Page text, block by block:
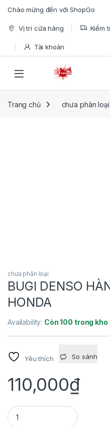
Skip to navigation
Skip to content
Chào mừng đến với ShopGo
Vị trí cửa hàng Kiểm
Tài khoản
Open
Trang chủ chưa phân loại
chưa phân loại
BUGI DENSO
HONDA
Availability: Còn 100 trong kho
Yêu thích So sánh
110,000₫
BUGI DENSO HÀNG CHÍNH